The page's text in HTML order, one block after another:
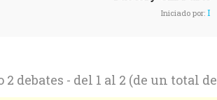
Iniciado por: I
2 debates - del 1 al 2 (de un total